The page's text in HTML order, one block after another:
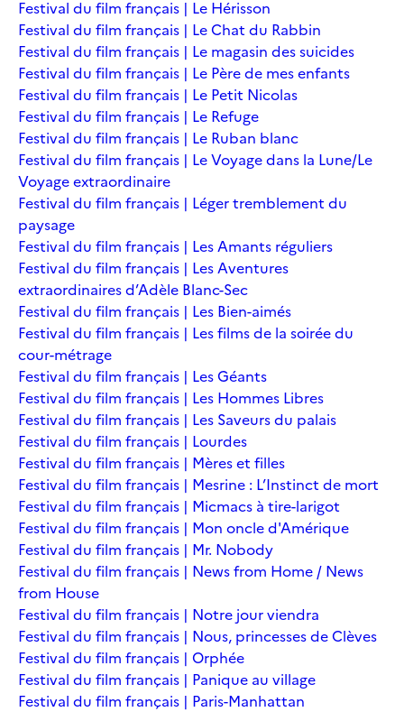
Festival du film français | Le Hérisson
Festival du film français | Le Chat du Rabbin
Festival du film français | Le magasin des suicides
Festival du film français | Le Père de mes enfants
Festival du film français | Le Petit Nicolas
Festival du film français | Le Refuge
Festival du film français | Le Ruban blanc
Festival du film français | Le Voyage dans la Lune/Le
Voyage extraordinaire
Festival du film français | Léger tremblement du
paysage
Festival du film français | Les Amants réguliers
Festival du film français | Les Aventures
extraordinaires d’Adèle Blanc-Sec
Festival du film français | Les Bien-aimés
Festival du film français | Les films de la soirée du
cour-métrage
Festival du film français | Les Géants
Festival du film français | Les Hommes Libres
Festival du film français | Les Saveurs du palais
Festival du film français | Lourdes
Festival du film français | Mères et filles
Festival du film français | Mesrine : L’Instinct de mort
Festival du film français | Micmacs à tire-larigot
Festival du film français | Mon oncle d'Amérique
Festival du film français | Mr. Nobody
Festival du film français | News from Home / News
from House
Festival du film français | Notre jour viendra
Festival du film français | Nous, princesses de Clèves
Festival du film français | Orphée
Festival du film français | Panique au village
Festival du film français | Paris-Manhattan